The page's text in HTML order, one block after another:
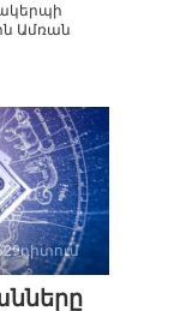
Ամռան